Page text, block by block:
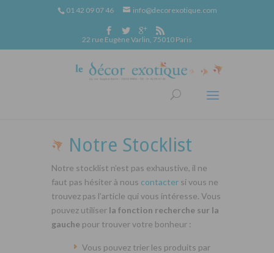
01 42 09 07 46 info@decorexotique.com
22 rue Eugène Varlin, 75010 Paris
Notre Stocklist
Notre stocklist n’est pas exhaustive, il ne
faut pas hésiter à nous contacter si vous ne
trouvez pas l’article qui vous intéresse. Vous
pouvez utiliser la fonction recherche sur la
gauche pour trouver votre bonheur :
Vous pouvez trier les produits par